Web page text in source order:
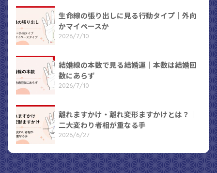
生命線の張り出しに見る行動タイプ｜外向
かマイペースか
2026/7/10
結婚線の本数で見る結婚運｜本数は結婚回
数にあらず
2026/7/10
離れますかけ・離れ変形ますかけとは？｜
二大変わり者相が重なる手
2026/6/27